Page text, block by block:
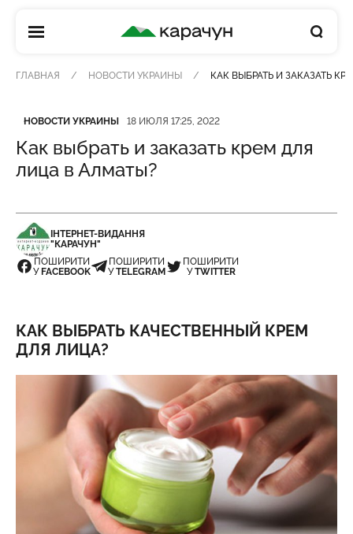
КАРАЧУН
ГЛАВНАЯ НОВОСТИ УКРАИНЫ КАК ВЫБРАТЬ И ЗАКАЗАТЬ
Категория
НОВОСТИ УКРАИНЫ
Дата публикации 18 ИЮЛЯ 17:25, 2022
Как выбрать и заказать крем для
лица в Алматы?
ІНТЕРНЕТ-ВИДАННЯ
"КАРАЧУН"
ПОШИРИТИ
У FACEBOOK
ПОШИРИТИ
УTELEGRAM
ПОШИРИТИ
УTWITTER
КАК ВЫБРАТЬ КАЧЕСТВЕННЫЙ КРЕМ
ДЛЯ ЛИЦА?